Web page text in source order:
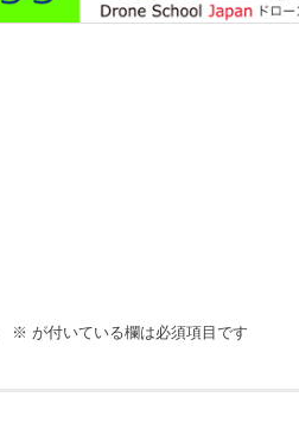
※ が付いている欄は必須項目です